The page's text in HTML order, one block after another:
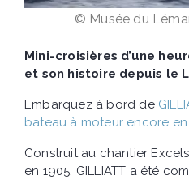
© Musée du
Mini-croisières d’une
et son histoire depuis le
Embarquez à bord de
bateau à moteur encore
Construit au chantier
en 1905, GILLIATT a été